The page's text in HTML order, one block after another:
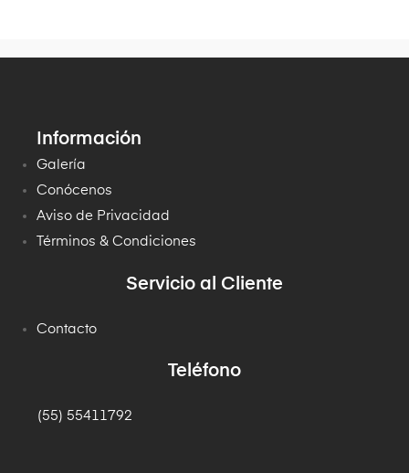
Información
Galería
Conócenos
Aviso de Privacidad
Términos & Condiciones
Servicio al Cliente
Contacto
Teléfono
(55) 55411792